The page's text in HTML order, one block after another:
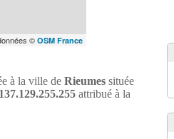
© OSM France
à la ville de Rieumes située
attribué à la